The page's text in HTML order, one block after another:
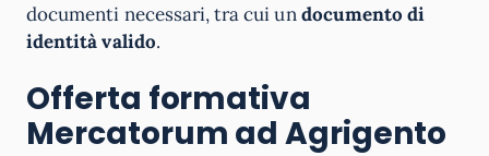
documenti necessari, tra cui undocumento di
identità valido.
Offerta formativa
Mercatorum ad Agrigento